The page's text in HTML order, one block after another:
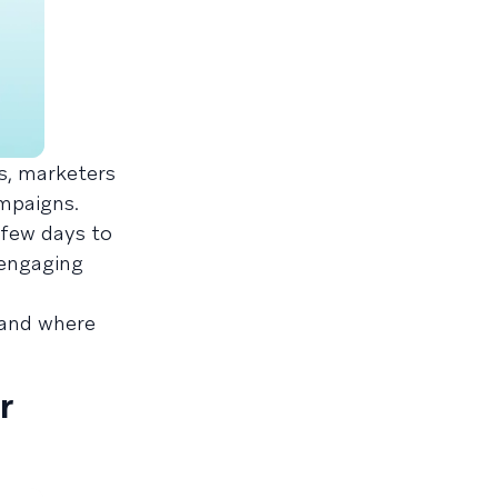
marketers
days to
where